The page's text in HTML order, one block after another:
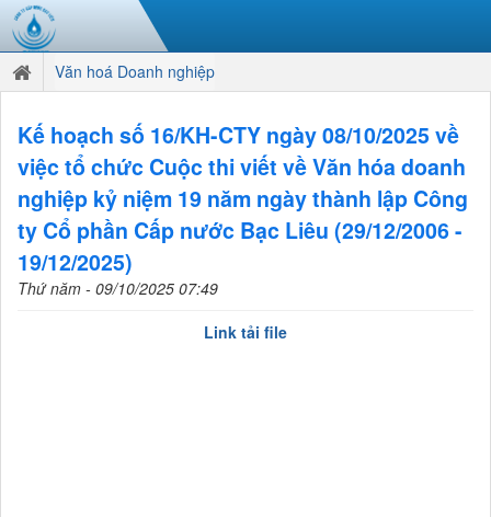
Văn hoá Doanh nghiệp
Kế hoạch số 16/KH-CTY ngày 08/10/2025 về
việc tổ chức Cuộc thi viết về Văn hóa doanh
nghiệp kỷ niệm 19 năm ngày thành lập Công
ty Cổ phần Cấp nước Bạc Liêu (29/12/2006 -
19/12/2025)
Thứ năm - 09/10/2025 07:49
Link tải file